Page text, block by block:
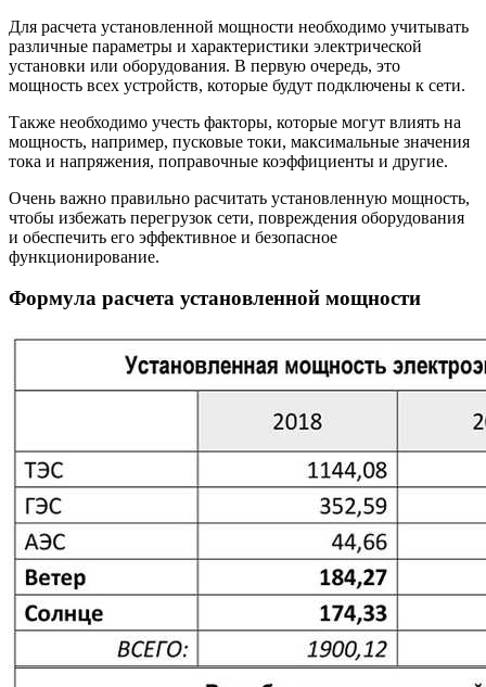
Для расчета установленной мощности необходимо учитывать
различные параметры и характеристики электрической
установки или оборудования. В первую очередь, это
мощность всех устройств, которые будут подключены к сети.
Также необходимо учесть факторы, которые могут влиять на
мощность, например, пусковые токи, максимальные значения
тока и напряжения, поправочные коэффициенты и другие.
Очень важно правильно расчитать установленную мощность,
чтобы избежать перегрузок сети, повреждения оборудования
и обеспечить его эффективное и безопасное
функционирование.
Формула расчета установленной мощности